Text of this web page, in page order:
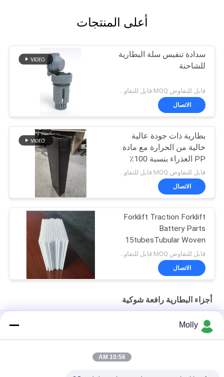
أعلى المنتجات
سدادة تنفيس سلة البطارية
للشاحنة
قابل للتفاوض MOQ:قابل للتفاوض
الاتصال
بطارية ذات جودة عالية
خالية من الحرارة مع مادة
PP العذراء بنسبة 100٪
وحجم قابل للتخصيص -
صندوق BCI
قابل للتفاوض MOQ:قابل للتفاوض
الاتصال
Forklift Traction Forklift
Battery Parts
15tubesTubular Woven
Battery Gauntlet
الاتصال
أجزاء البطارية رافعة شوكية
حصص بطارية الكهرباء الكهربائية الكهربائية
M10 المهنية الجر بطارية بولت برغي اللون الأسود مع رئيس البلاستيك
الحجم M أجزاء البطارية رافعة شوكية ، البطارية تنفيس التوصيل تعويم
Molly
10:56 AM